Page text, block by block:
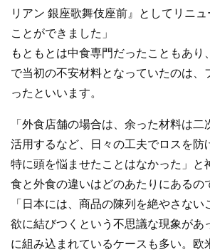
リアン 銀座歌舞伎座前』としてリニ
ことができました」
もともとは中食専門だったこともあり
で当初の不安材料となっていたのは、
ったといいます。
「外食店舗の場合は、余った材料は二
活用するなど、日々の工夫でロスを防
特に頭を悩ませたことはなかった」と
食と外食の違いはどのあたりにあるの
「日本には、商品の陳列を絶やさな
欲に結びつくという不思議な現象があ
に組み込まれているケースも多い。欧